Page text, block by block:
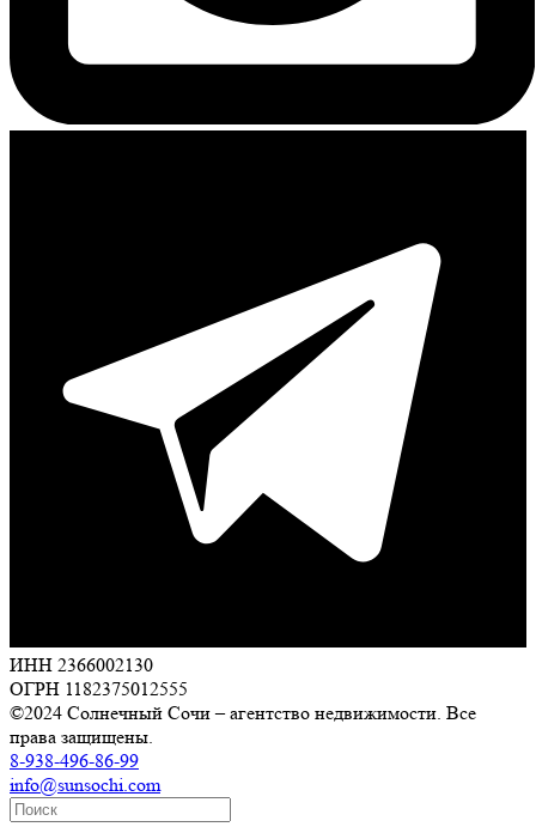
ИНН 2366002130
ОГРН 1182375012555
©2024 Солнечный Сочи – агентство недвижимости. Все
права защищены.
8-938-496-86-99
info@sunsochi.com